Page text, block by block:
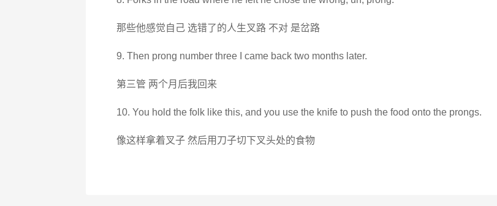
那些他感觉自己 选错了的人生叉路 不对 是岔路
9. Then prong number three I came back two months later.
第三管 两个月后我回来
10. You hold the folk like this, and you use the knife to push the food onto the prongs.
像这样拿着叉子 然后用刀子切下叉头处的食物